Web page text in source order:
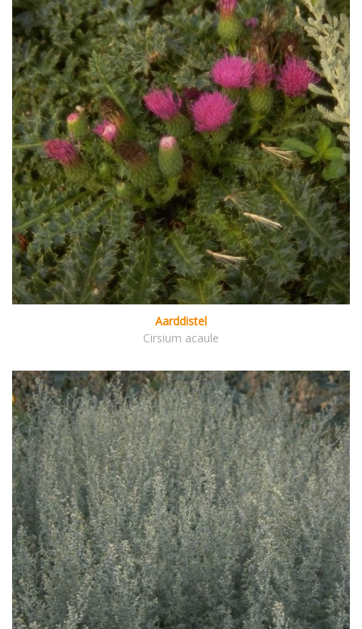
Aarddistel
Cirsium acaule